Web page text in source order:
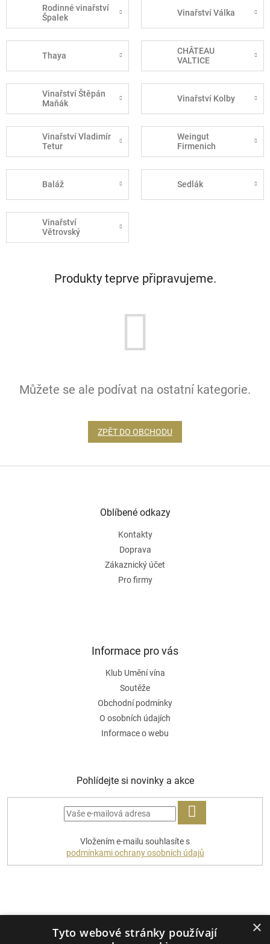
Rodinné vinařství
Špalek
Vinařství Válka
Thaya
CHÂTEAU
VALTICE
Vinařství Štěpán
Maňák
Vinařství Kolby
Vinařství Vladimír
Tetur
Weingut
Firmenich
Baláž Sedlák
Vinařství
Větrovský
Produkty teprve připravujeme.
Můžete se ale podívat na ostatní kategorie.
ZPĚT DO OBCHODU
Oblíbené odkazy
Kontakty
Doprava
Zákaznický účet
Pro firmy
Informace pro vás
Klub Umění vína
Soutěže
Obchodní podmínky
O osobních údajích
Informace o webu
Pohlídejte si novinky a akce
PŘIHLÁSIT
Vložením e-mailu souhlasíte s
podmínkami ochrany osobních údajů
×
Tyto webové stránky používají